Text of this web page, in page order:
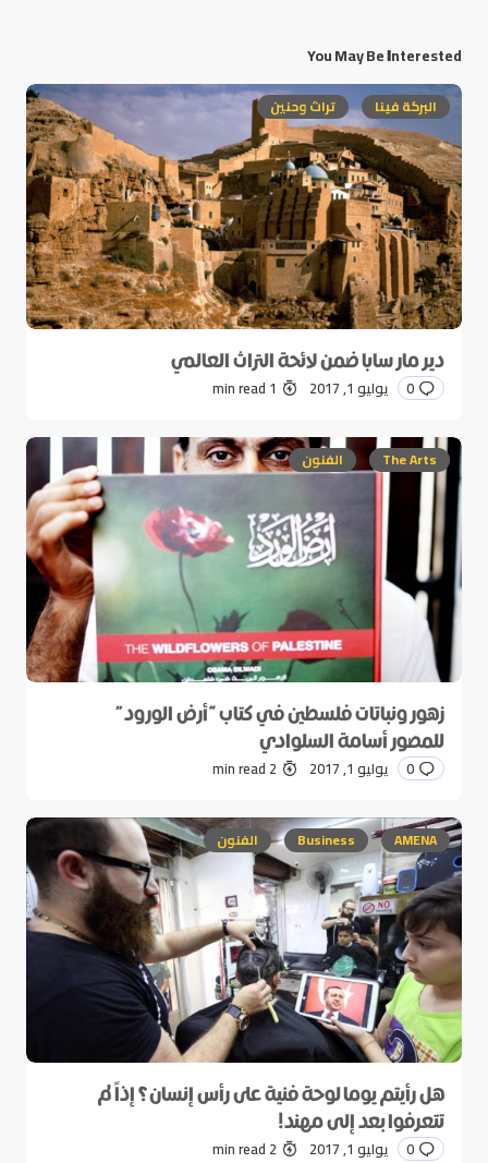
You May Be Interested
البركة فينا تراث وحنين
دير مار سابا ضمن لائحة التراث العالمي
0 يوليو 1, 2017 1 min read
The Arts الفنون
زهور ونباتات فلسطين في كتاب “أرض الورود”
للمصور أسامة السلوادي
0 يوليو 1, 2017 2 min read
AMENA
Business الفنون
هل رأيتم يوما لوحة فنية على رأس إنسان؟ إذاً لم
تتعرفوا بعد إلى مهند!
0 يوليو 1, 2017 2 min read